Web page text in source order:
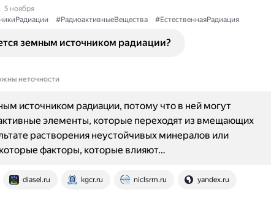
5 ноября
#РадиоактивныеВещества #ЕстественнаяРадиация
земным источником радиации?
неточности
diasel.ru kgcr.ru niclsrm.ru yandex.ru
источником радиации, потому что в ней могут
элементы, которые переходят из вмещающих
растворения неустойчивых минералов или
факторы, которые влияют…